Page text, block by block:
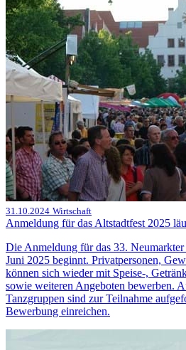
31.10.2024 Wirtschaft
Anmeldung für das Altstadtfest 2025
Die Anmeldung für das 33.
Juni 2025 beginnt. Privatpersonen,
können sich wieder mit Speise-,
sowie weiteren Angeboten bewerben.
Tanzgruppen sind zur Teilnahme
Bewerbung einreichen.